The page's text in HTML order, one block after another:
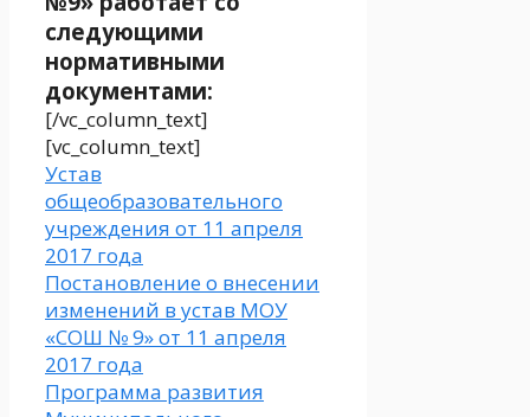
следующими
нормативными
документами:
[/vc_column_text]
[vc_column_text]
Устав
общеобразовательного
учреждения от 11 апреля
2017 года
Постановление о внесении
изменений в устав МОУ
«СОШ № 9» от 11 апреля
2017 года
Программа развития